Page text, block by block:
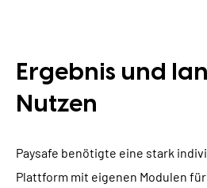
Ergebnis und
Nutzen
Paysafe benötigte eine stark
Plattform mit eigenen Modulen